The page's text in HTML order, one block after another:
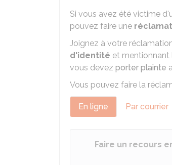
Si vous avez été victime
pouvez faire une
Joignez à votre
d'identité et mentionnant
vous devez porter plainte
Vous pouvez faire la
En ligne Par courrier
Faire un recours